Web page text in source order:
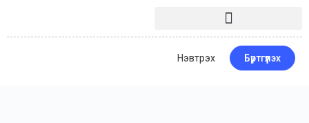
Нэвтрэх Бүртгүүлэх